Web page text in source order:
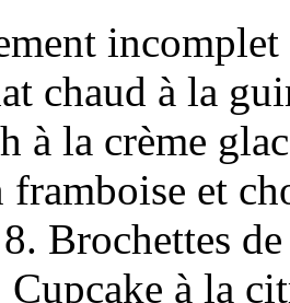
chaud à la
à la crème
framboise et
Brochettes
Cupcake à la